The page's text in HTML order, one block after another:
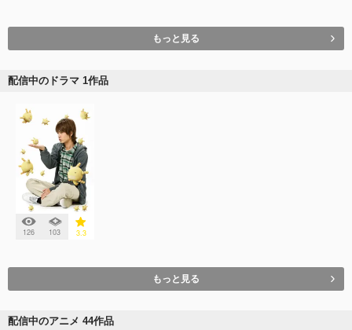
もっと見る
配信中のドラマ 1作品
126 103 3.3
もっと見る
配信中のアニメ 44作品